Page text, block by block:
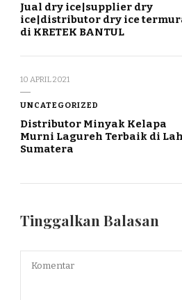
Jual dry ice|supplier dry
ice|distributor dry ice
di KRETEK BANTUL
10 APRIL 2021
UNCATEGORIZED
Distributor Minyak Kelapa
Murni Lagureh Terbaik di
Sumatera
Tinggalkan Balasan